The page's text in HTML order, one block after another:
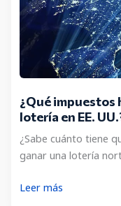
¿Qué impuestos
lotería en EE.
¿Sabe cuánto tiene
ganar una lotería
¿Qué
Leer más